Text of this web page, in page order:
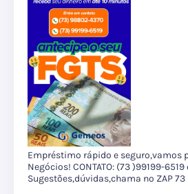
Empréstimo rápido e seguro,vamos
Negócios! CONTATO: (73 )99199-
Sugestões,dúvidas,chama no ZAP 73